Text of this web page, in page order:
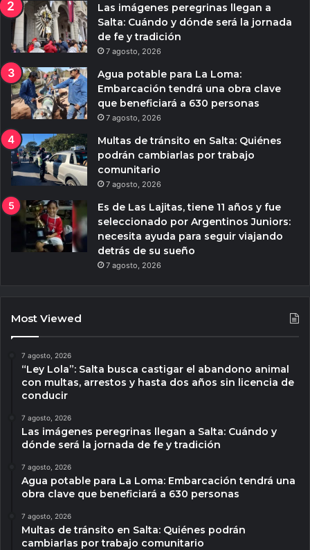
Las imágenes peregrinas llegan a
Salta: Cuándo y dónde será la jornada
de fe y tradición
7 agosto, 2026
Agua potable para La Loma:
Embarcación tendrá una obra clave
que beneficiará a 630 personas
7 agosto, 2026
Multas de tránsito en Salta: Quiénes
podrán cambiarlas por trabajo
comunitario
7 agosto, 2026
Es de Las Lajitas, tiene 11 años y fue
seleccionado por Argentinos Juniors:
necesita ayuda para seguir viajando
detrás de su sueño
7 agosto, 2026
Most Viewed
7 agosto, 2026
“Ley Lola”: Salta busca castigar el abandono animal
con multas, arrestos y hasta dos años sin licencia de
conducir
7 agosto, 2026
Las imágenes peregrinas llegan a Salta: Cuándo y
dónde será la jornada de fe y tradición
7 agosto, 2026
Agua potable para La Loma: Embarcación tendrá una
obra clave que beneficiará a 630 personas
7 agosto, 2026
Multas de tránsito en Salta: Quiénes podrán
cambiarlas por trabajo comunitario